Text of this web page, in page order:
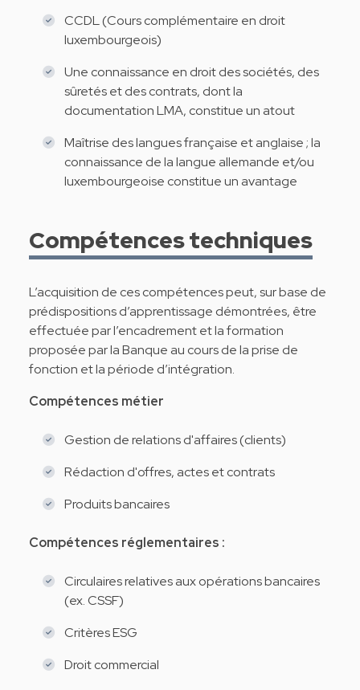
CCDL (Cours complémentaire en droit
luxembourgeois)
Une connaissance en droit des sociétés, des
sûretés et des contrats, dont la
documentation LMA, constitue un atout
Maîtrise des langues française et anglaise ; la
connaissance de la langue allemande et/ou
luxembourgeoise constitue un avantage
Compétences techniques
L’acquisition de ces compétences peut, sur base de
prédispositions d’apprentissage démontrées, être
effectuée par l’encadrement et la formation
proposée par la Banque au cours de la prise de
fonction et la période d’intégration.
Compétences métier
Gestion de relations d'affaires (clients)
Rédaction d'offres, actes et contrats
Produits bancaires
Compétences réglementaires :
Circulaires relatives aux opérations bancaires
(ex. CSSF)
Critères ESG
Droit commercial